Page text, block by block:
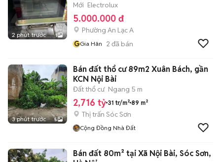
2 phút trước 1
Mới Electrolux
5.000.000 đ
Phường An Lạc A
GGia Hân 2 đã bán
3 phút trước 5
Bán đất thổ cư 89m2 Xuân Bách, gần
KCN Nội Bài
Đất thổ cư Ngang 5 m
2,716 tỷ 31 tr/m² 89 m²
Thị trấn Sóc Sơn
Cộng Đồng Nhà Đất
Bán đất 80m² tại Xã Nội Bài, Sóc Sơn,